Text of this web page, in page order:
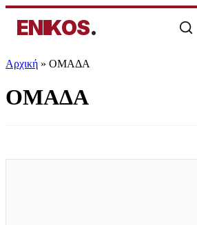
ENIKOS.
Αρχική » ΟΜΑΔΑ
ΟΜΑΔΑ